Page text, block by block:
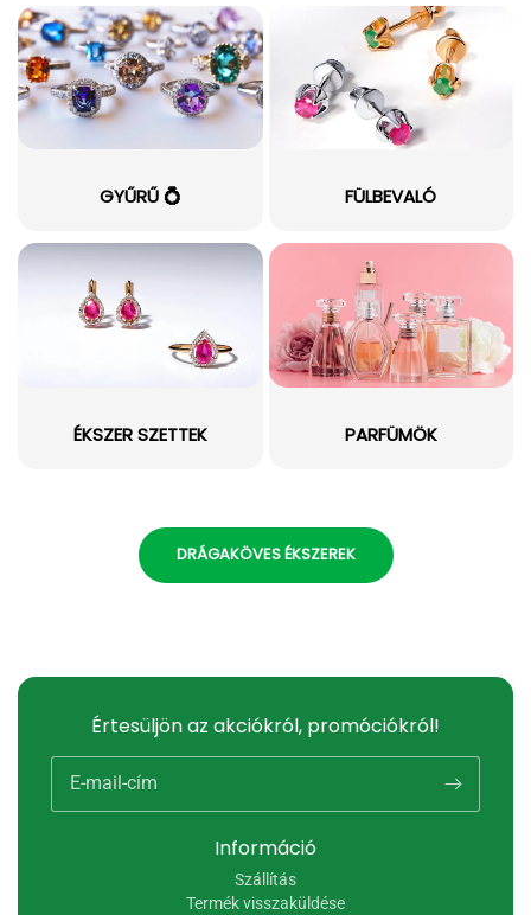
GYŰRŰ 💍 FÜLBEVALÓ
ÉKSZER SZETTEK PARFÜMÖK
DRÁGAKÖVES ÉKSZEREK
Információ
Szállítás
Termék visszaküldése
Értesüljön az akciókról, promóciókról!
E-mail-cím